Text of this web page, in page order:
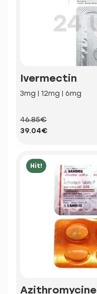
Ivermectin
3mg | 12mg | 6mg
46.85€
39.04€
Hit!
Azithromycine